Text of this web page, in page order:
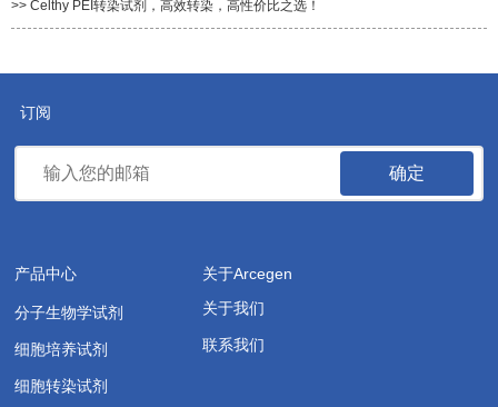
>> Celthy PEI转染试剂，高效转染，高性价比之选！
订阅
确定
产品中心
分子生物学试剂
细胞培养试剂
细胞转染试剂
关于Arcegen
关于我们
联系我们